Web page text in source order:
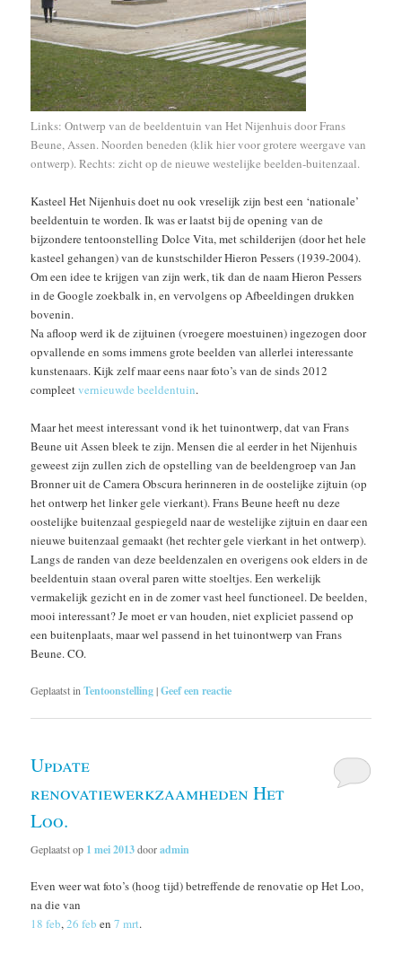
Links: Ontwerp van de beeldentuin van Het Nijenhuis door Frans
Beune, Assen. Noorden beneden (klik hiervoor grotere weergave van
ontwerp).Rechts: zicht op de nieuwe westelijke beelden-buitenzaal.
Kasteel Het Nijenhuis doet nu ook vreselijk zijn best een ‘nationale’
beeldentuin te worden. Ik was er laatst bij de opening van de
bijzondere tentoonstelling Dolce Vita, met schilderijen (door het hele
kasteel gehangen) van de kunstschilder Hieron Pessers (1939-2004).
Om een idee te krijgen van zijn werk, tik dan de naam Hieron Pessers
in de Google zoekbalk in, en vervolgens op Afbeeldingen drukken
bovenin.
Na afloop werd ik de zijtuinen (vroegere moestuinen) ingezogen door
opvallende en soms immens grote beelden van allerlei interessante
kunstenaars. Kijk zelf maar eens naar foto’s van de sinds 2012
compleetvernieuwde beeldentuin.
Maar het meest interessant vond ik het tuinontwerp, dat van Frans
Beune uit Assen bleek te zijn. Mensen die al eerder in het Nijenhuis
geweest zijn zullen zich de opstelling van de beeldengroep van Jan
Bronner uit de Camera Obscura herinneren in de oostelijke zijtuin (op
het ontwerp het linker gele vierkant). Frans Beune heeft nu deze
oostelijke buitenzaal gespiegeld naar de westelijke zijtuin en daar een
nieuwe buitenzaal gemaakt (het rechter gele vierkant in het ontwerp).
Langs de randen van deze beeldenzalen en overigens ook elders in de
beeldentuin staan overal paren witte stoeltjes. Een werkelijk
vermakelijk gezicht en in de zomer vast heel functioneel. De beelden,
mooi interessant? Je moet er van houden, niet expliciet passend op
een buitenplaats, maar wel passend in het tuinontwerp van Frans
Beune. CO.
Geplaatst inTentoonstelling|Geef een reactie
Update
renovatiewerkzaamheden Het
Loo.
Geplaatst op 1 mei 2013dooradmin
Even weer wat foto’s (hoog tijd) betreffende de renovatie op Het Loo,
na die van
18 feb,26 feb en7 mrt.